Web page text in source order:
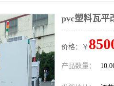
pvc塑料瓦平
价格：￥
产品数量：